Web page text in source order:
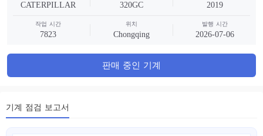
CATERPILLAR 320GC 2019
작업 시간
7823
위치
Chongqing
발행 시간
2026-07-06
판매 중인 기계
기계 점검 보고서